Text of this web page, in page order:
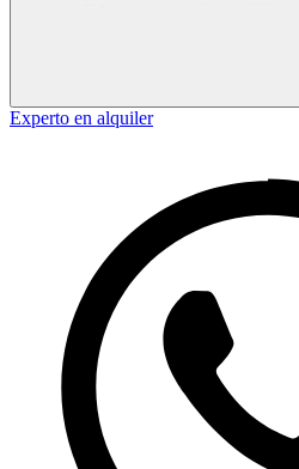
Experto en alquiler